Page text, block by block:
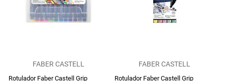
FABER CASTELL
Rotulador Faber Castell Grip
FABER CASTELL
Rotulador Faber Castell Grip